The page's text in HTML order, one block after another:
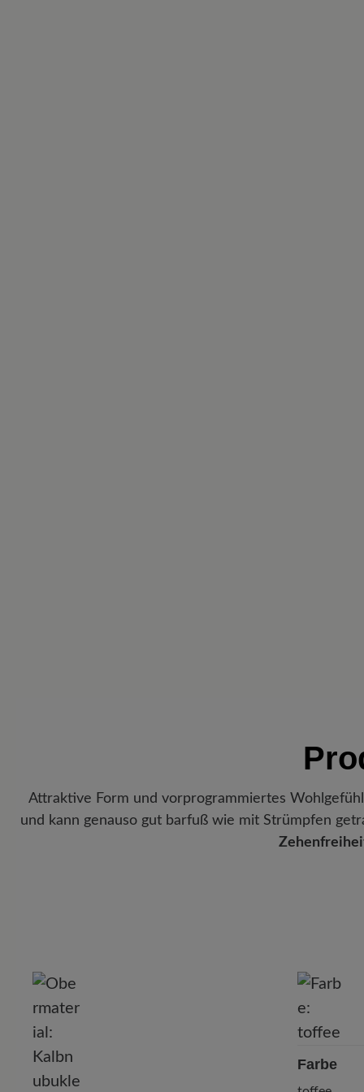
Attraktive Form und vorprogrammiertes
und kann genauso gut barfuß wie mit Strümpfen
Farbe